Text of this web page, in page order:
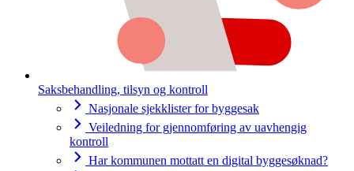
Saksbehandling, tilsyn og kontroll
Nasjonale sjekklister for byggesak
Veiledning for gjennomføring av uavhengig
kontroll
Har kommunen mottatt en digital byggesøknad?